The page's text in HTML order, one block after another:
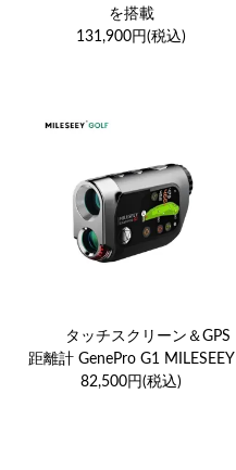
を搭載
131,900円(税込)
タッチスクリーン＆GPS
距離計 GenePro G1 MILESEEY
82,500円(税込)